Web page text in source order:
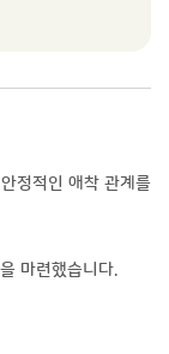
정적인 애착 관계를
마련했습니다.